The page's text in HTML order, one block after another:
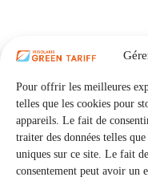
Pour offrir les meilleures
telles que les cookies pour
appareils. Le fait de
traiter des données telles
uniques sur ce site. Le fait
consentement peut avoir un